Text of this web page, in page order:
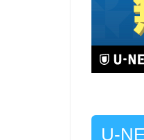
U-